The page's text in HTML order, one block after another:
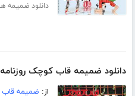
دانلود ضمیمه
دانلود ضمیمه قاب کوچک روزنامه
از: ضمیمه